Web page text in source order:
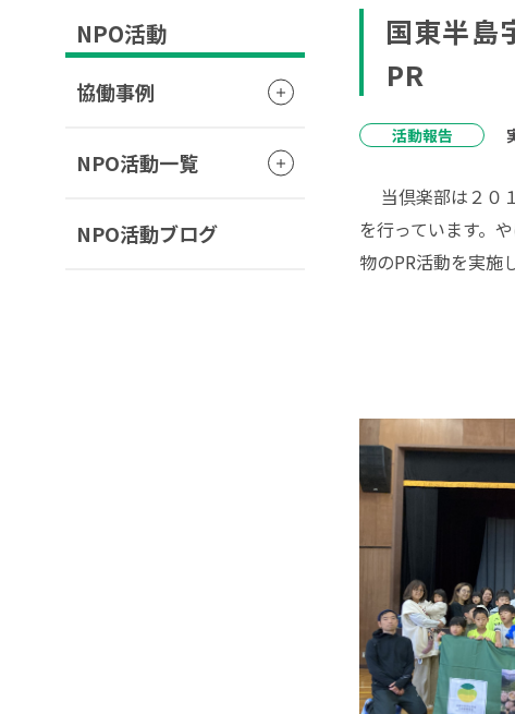
国東半島
PR
活動報告
当倶楽部は２０
を行っています。
物のPR活動を実施
NPO活動
協働事例
NPO活動一覧
NPO活動ブログ